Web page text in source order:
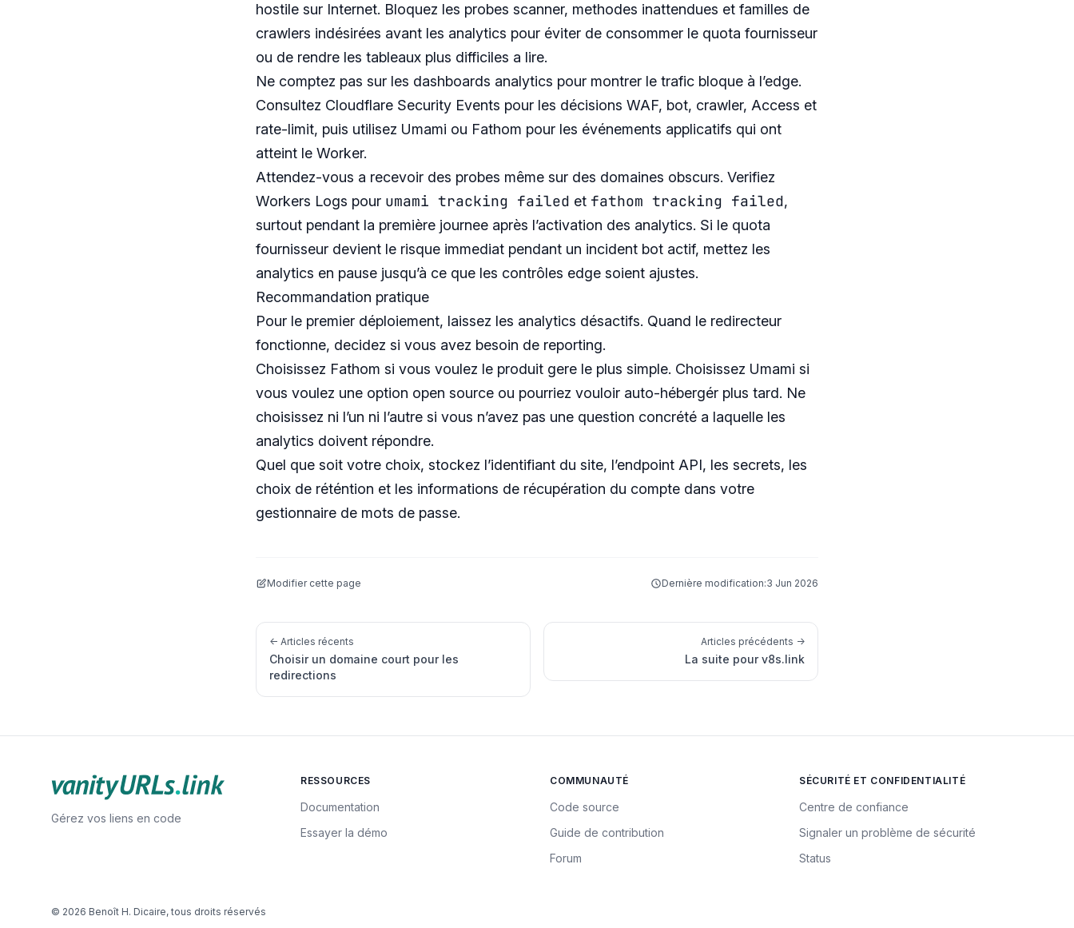
hostile sur Internet. Bloquez les probes scanner, methodes inattendues et familles de
crawlers indésirées avant les analytics pour éviter de consommer le quota fournisseur
ou de rendre les tableaux plus difficiles a lire.
Ne comptez pas sur les dashboards analytics pour montrer le trafic bloque à l’edge.
Consultez Cloudflare Security Events pour les décisions WAF, bot, crawler, Access et
rate-limit, puis utilisez Umami ou Fathom pour les événements applicatifs qui ont
atteint le Worker.
Attendez-vous a recevoir des probes même sur des domaines obscurs. Verifiez
Workers Logs pour umami tracking failed et fathom tracking failed,
surtout pendant la première journee après l’activation des analytics. Si le quota
fournisseur devient le risque immediat pendant un incident bot actif, mettez les
analytics en pause jusqu’à ce que les contrôles edge soient ajustes.
Recommandation pratique
Pour le premier déploiement, laissez les analytics désactifs. Quand le redirecteur
fonctionne, decidez si vous avez besoin de reporting.
Choisissez Fathom si vous voulez le produit gere le plus simple. Choisissez Umami si
vous voulez une option open source ou pourriez vouloir auto-hébergér plus tard. Ne
choisissez ni l’un ni l’autre si vous n’avez pas une question concrété a laquelle les
analytics doivent répondre.
Quel que soit votre choix, stockez l’identifiant du site, l’endpoint API, les secrets, les
choix de réténtion et les informations de récupération du compte dans votre
gestionnaire de mots de passe.
Modifier cette page Dernière modification:3 Jun 2026
← Articles récents
Choisir un domaine court pour les
redirections
Articles précédents →
La suite pour v8s.link
Gérez vos liens en code
RESSOURCES
Documentation
Essayer la démo
COMMUNAUTÉ
Code source
Guide de contribution
Forum
SÉCURITÉ ET CONFIDENTIALITÉ
Centre de confiance
Signaler un problème de sécurité
Status
© 2026 Benoît H. Dicaire, tous droits réservés